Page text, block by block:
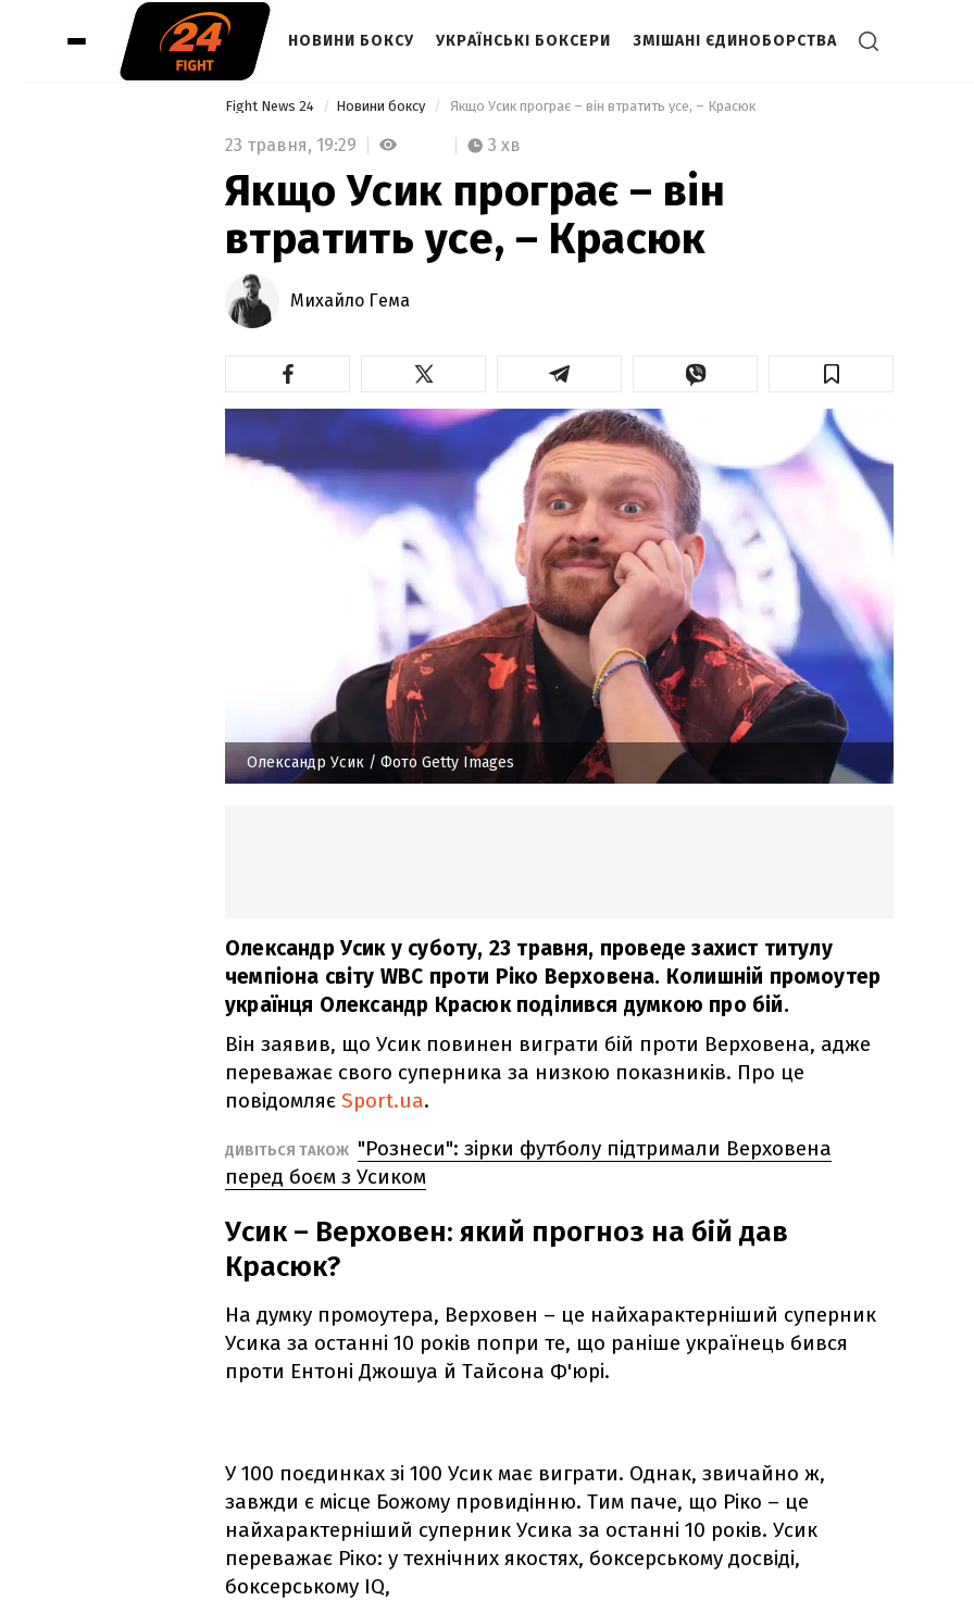
НОВИНИ БОКСУ УКРАЇНСЬКІ БОКСЕРИ ЗМІШАНІ ЄДИНОБОРСТВА
Fight News 24 Новини боксу Якщо Усик програє – він втратить усе, – Красюк
23 травня, 19:29 3 хв
Якщо Усик програє – він
втратить усе, – Красюк
Михайло Гема
Олександр Усик / Фото Getty Images
Олександр Усик у суботу, 23 травня, проведе захист титулу
чемпіона світу WBC проти Ріко Верховена. Колишній промоутер
українця Олександр Красюк поділився думкою про бій.
Він заявив, що Усик повинен виграти бій проти Верховена, адже
переважає свого суперника за низкою показників. Про це
повідомляє Sport.ua.
ДИВІТЬСЯ ТАКОЖ "Рознеси": зірки футболу підтримали Верховена
перед боєм з Усиком
Усик – Верховен: який прогноз на бій дав
Красюк?
На думку промоутера, Верховен – це найхарактерніший суперник
Усика за останні 10 років попри те, що раніше українець бився
проти Ентоні Джошуа й Тайсона Ф'юрі.
У 100 поєдинках зі 100 Усик має виграти. Однак, звичайно ж,
завжди є місце Божому провидінню. Тим паче, що Ріко – це
найхарактерніший суперник Усика за останні 10 років. Усик
переважає Ріко: у технічних якостях, боксерському досвіді,
боксерському IQ,